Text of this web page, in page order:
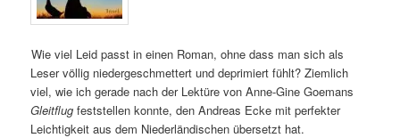
Wie viel Leid passt in einen Roman, ohne dass man sich als
Leser völlig niedergeschmettert und deprimiert fühlt? Ziemlich
viel, wie ich gerade nach der Lektüre von Anne-Gine Goemans
Gleitflug feststellen konnte, den Andreas Ecke mit perfekter
Leichtigkeit aus dem Niederländischen übersetzt hat.